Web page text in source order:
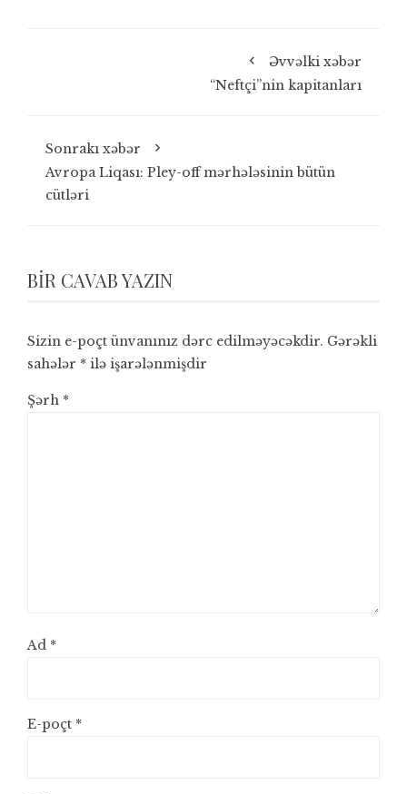
Əvvəlki xəbər
“Neftçi”nin kapitanları
Sonrakı xəbər
Avropa Liqası: Pley-off mərhələsinin bütün
cütləri
BIR CAVAB YAZIN
Sizin e-poçt ünvanınız dərc edilməyəcəkdir. Gərəkli
sahələr * ilə işarələnmişdir
Şərh *
Ad *
E-poçt *